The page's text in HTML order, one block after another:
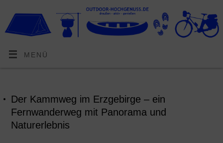
MENÜ
Der Kammweg im Erzgebirge – ein
Fernwanderweg mit Panorama und
Naturerlebnis